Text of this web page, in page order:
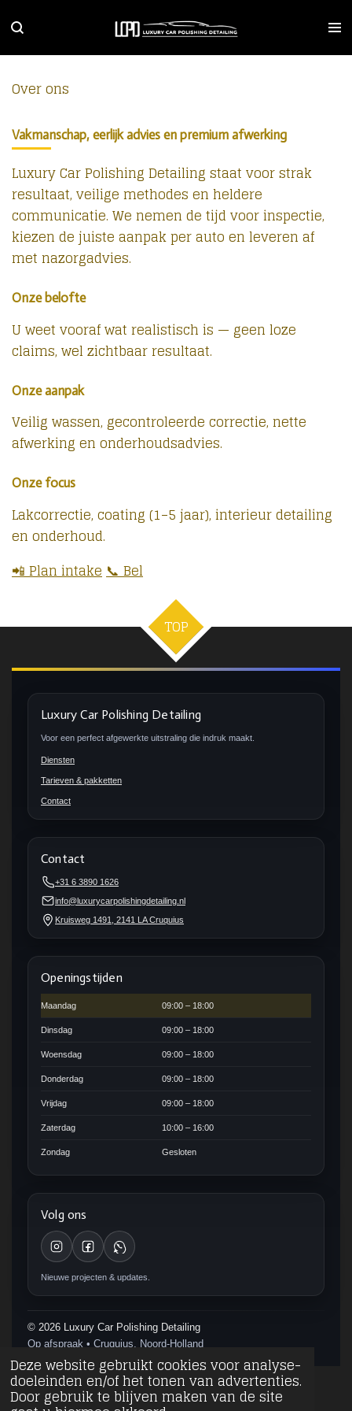
Deze website gebruikt cookies voor analyse-
doeleinden en/of het tonen van advertenties.
Door gebruik te blijven maken van de site
Ga
direct
naar
de
Over ons
Vakmanschap, eerlijk advies en premium afwerking
Luxury Car Polishing Detailing staat voor strak
resultaat, veilige methodes en heldere
communicatie. We nemen de tijd voor inspectie,
kiezen de juiste aanpak per auto en leveren af
met nazorgadvies.
Onze belofte
U weet vooraf wat realistisch is — geen loze
claims, wel zichtbaar resultaat.
Onze aanpak
Veilig wassen, gecontroleerde correctie, nette
afwerking en onderhoudsadvies.
Onze focus
Lakcorrectie, coating (1–5 jaar), interieur detailing
en onderhoud.
📲 Plan intake📞 Bel
TOP
Luxury Car Polishing Detailing
Voor een perfect afgewerkte uitstraling die indruk maakt.
Diensten
Tarieven & pakketten
Contact
Contact
+31 6 3890 1626
info@luxurycarpolishingdetailing.nl
Kruisweg 1491, 2141 LA Cruquius
Openingstijden
Maandag 09:00 – 18:00
Dinsdag 09:00 – 18:00
Woensdag 09:00 – 18:00
Donderdag 09:00 – 18:00
Vrijdag 09:00 – 18:00
Zaterdag 10:00 – 16:00
Zondag Gesloten
Volg ons
Nieuwe projecten & updates.
© 2026 Luxury Car Polishing Detailing
Op afspraak • Cruquius, Noord-Holland